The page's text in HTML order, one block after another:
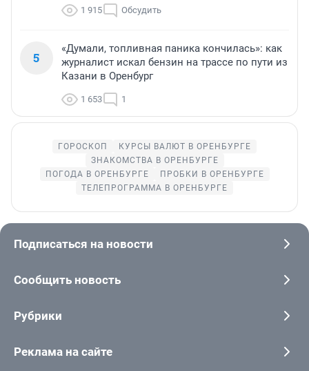
1 915 Обсудить
5
«Думали, топливная паника кончилась»: как
журналист искал бензин на трассе по пути из
Казани в Оренбург
1 653 1
ГОРОСКОП
КУРСЫ ВАЛЮТ В ОРЕНБУРГЕ
ЗНАКОМСТВА В ОРЕНБУРГЕ
ПОГОДА В ОРЕНБУРГЕ
ПРОБКИ В ОРЕНБУРГЕ
ТЕЛЕПРОГРАММА В ОРЕНБУРГЕ
Подписаться на новости
Сообщить новость
Рубрики
Реклама на сайте